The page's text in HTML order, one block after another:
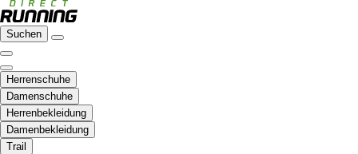
Suchen
Herrenschuhe
Damenschuhe
Herrenbekleidung
Damenbekleidung
Trail